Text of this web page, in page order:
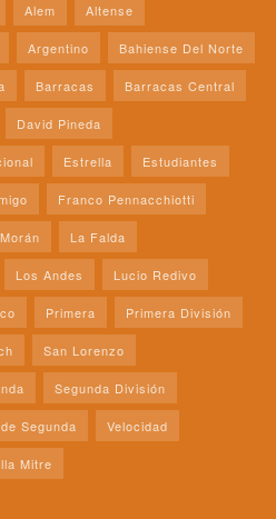
Alem Altense
Argentino Bahiense Del Norte
Barracas Barracas Central
David Pineda
Estrella Estudiantes
Franco Pennacchiotti
La Falda
Los Andes Lucio Redivo
Primera Primera División
San Lorenzo
Segunda División
Segunda Velocidad
Mitre